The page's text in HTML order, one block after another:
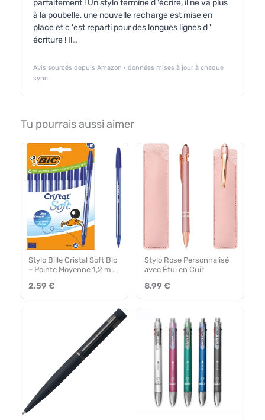
parfaitement ! Un stylo termine d 'écrire, il ne va plus
à la poubelle, une nouvelle recharge est mise en
place et c 'est reparti pour des longues lignes d '
écriture ! Il…
Avis sourcés depuis Amazon · données mises à jour à chaque
sync
Tu pourrais aussi aimer
Stylo Bille Cristal Soft Bic
– Pointe Moyenne 1,2 mm
2.59 €
Stylo Rose Personnalisé
avec Étui en Cuir
8.99 €